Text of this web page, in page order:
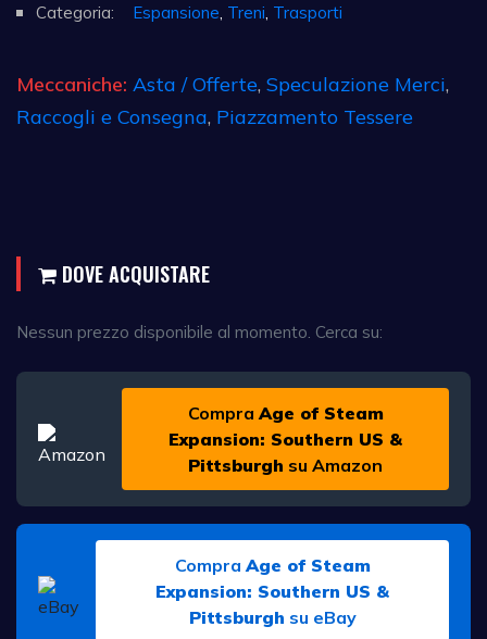
Categoria:
Espansione Treni Trasporti
Meccaniche: Asta / Offerte, Speculazione Merci,
Raccogli e Consegna, Piazzamento Tessere
DOVE ACQUISTARE
Nessun prezzo disponibile al momento. Cerca su:
Compra Age of Steam
Expansion: Southern US &
Pittsburgh su Amazon
Compra Age of Steam
Expansion: Southern US &
Pittsburgh su eBay